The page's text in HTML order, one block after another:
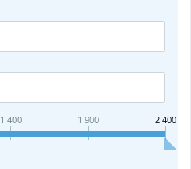
1 400 1 900 2 400